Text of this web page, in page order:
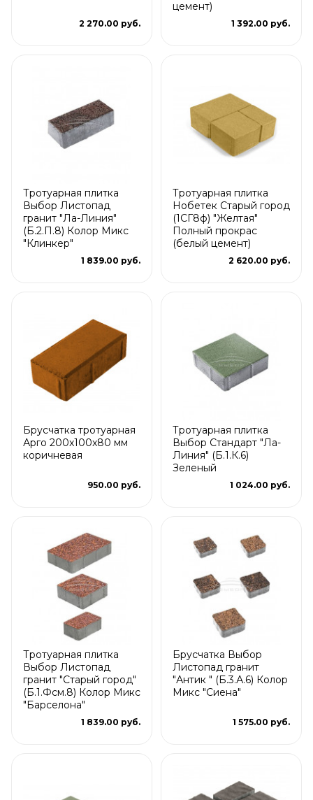
2 270.00 руб.
цемент)
1 392.00 руб.
Тротуарная плитка
Выбор Листопад
гранит "Ла-Линия"
(Б.2.П.8) Колор Микс
"Клинкер"
1 839.00 руб.
Тротуарная плитка
Нобетек Старый город
(1СГ8ф) "Желтая"
Полный прокрас
(белый цемент)
2 620.00 руб.
Брусчатка тротуарная
Арго 200x100x80 мм
коричневая
950.00 руб.
Тротуарная плитка
Выбор Стандарт "Ла-
Линия" (Б.1.К.6)
Зеленый
1 024.00 руб.
Тротуарная плитка
Выбор Листопад
гранит "Старый город"
(Б.1.Фсм.8) Колор Микс
"Барселона"
1 839.00 руб.
Брусчатка Выбор
Листопад гранит
"Антик " (Б.3.А.6) Колор
Микс "Сиена"
1 575.00 руб.